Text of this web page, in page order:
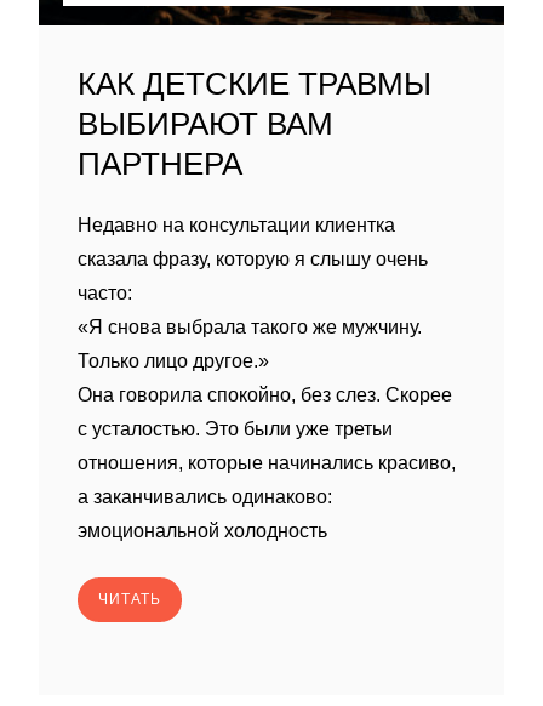
КАК ДЕТСКИЕ ТРАВМЫ
ВЫБИРАЮТ ВАМ
ПАРТНЕРА
Недавно на консультации клиентка
сказала фразу, которую я слышу очень
часто:
«Я снова выбрала такого же мужчину.
Только лицо другое.»
Она говорила спокойно, без слез. Скорее
с усталостью. Это были уже третьи
отношения, которые начинались красиво,
а заканчивались одинаково:
эмоциональной холодность
ЧИТАТЬ